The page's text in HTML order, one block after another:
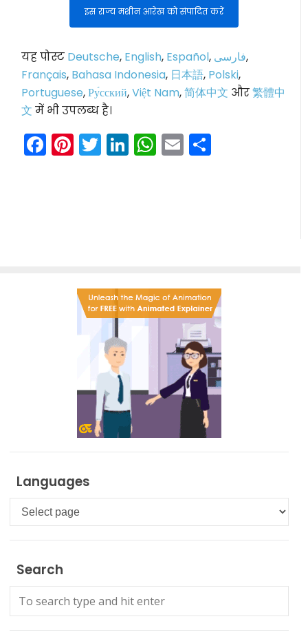
इस राज्य मशीन आरेख को संपादित करें
यह पोस्ट Deutsche, English, Español, فارسی,
Français, Bahasa Indonesia, 日本語, Polski,
Portuguese,Ру́сский,Việt Nam,简体中文 और繁體中
文 में भी उपलब्ध है।
Facebook
Pinterest
Twitter
LinkedIn
WhatsApp
Email
Languages
Languages
Search